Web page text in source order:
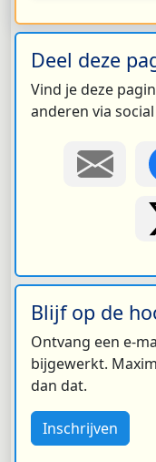
Deel deze
Vind je deze
anderen via
Blijf op de
Ontvang een e-
bijgewerkt.
dan dat.
Inschrijven